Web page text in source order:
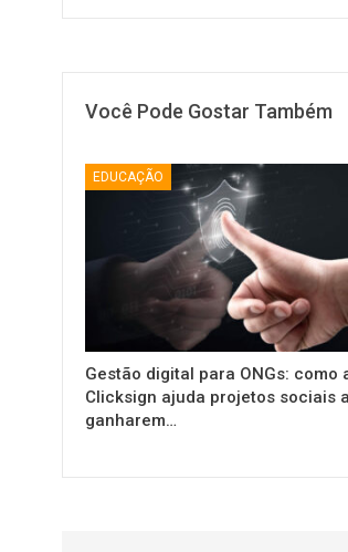
Você Pode Gostar Também
EDUCAÇÃO
Gestão digital para ONGs: como
Clicksign ajuda projetos sociais a
ganharem…